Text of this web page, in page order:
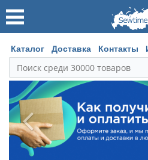
Каталог Доставка Контакты